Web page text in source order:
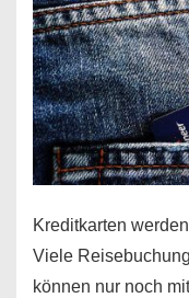
Kreditkarten
Viele
können nur noch